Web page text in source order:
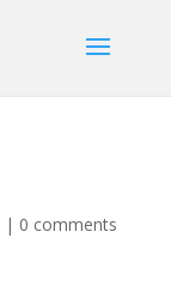
| 0 comments